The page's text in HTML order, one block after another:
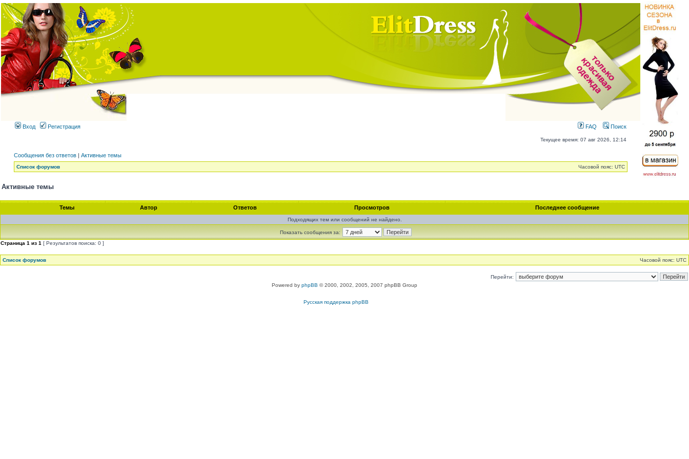
Вход Регистрация FAQ Поиск
Текущее время: 07 авг 2026, 12:14
Сообщения без ответов | Активные темы
Список форумов Часовой пояс: UTC
Активные темы
Темы Автор Ответов Просмотров Последнее сообщение
Подходящих тем или сообщений не найдено.
Показать сообщения за:
Страница 1 из 1 [ Результатов поиска: 0 ]
Список форумов Часовой пояс: UTC
Перейти:
Powered by phpBB © 2000, 2002, 2005, 2007 phpBB Group
Русская поддержка phpBB